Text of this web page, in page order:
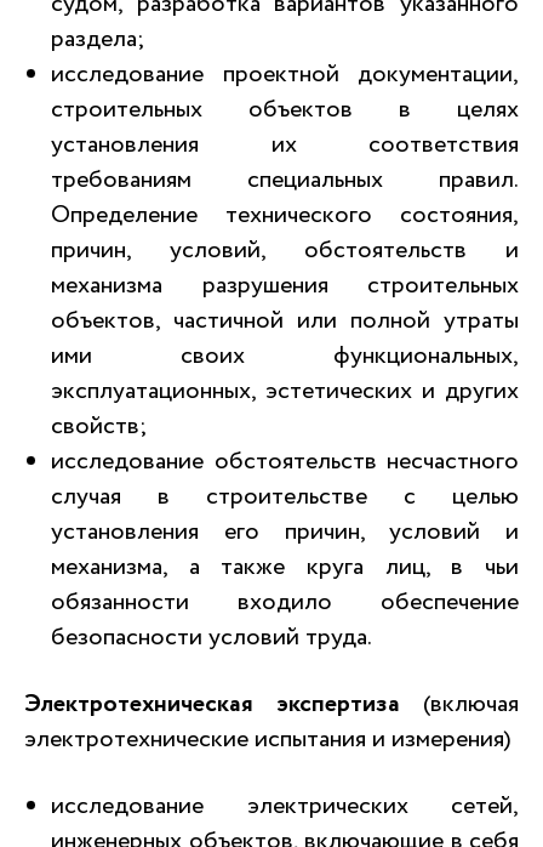
раздела;
исследование проектной документации,
строительных объектов в целях
установления их соответствия
требованиям специальных правил.
Определение технического состояния,
причин, условий, обстоятельств и
механизма разрушения строительных
объектов, частичной или полной утраты
ими своих функциональных,
эксплуатационных, эстетических и других
свойств;
исследование обстоятельств несчастного
случая в строительстве с целью
установления его причин, условий и
механизма, а также круга лиц, в чьи
обязанности входило обеспечение
безопасности условий труда.
Электротехническая экспертиза (включая
электротехнические испытания и измерения)
исследование электрических сетей,